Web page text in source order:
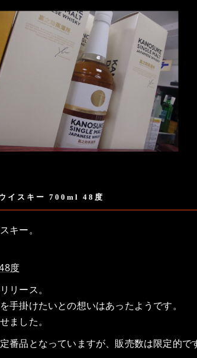
イスキー 700ml 48度
キー。
度
リース。
手掛けたいとの想いはあったようです。
ました。
番品となっていますが、販売数は限定的で